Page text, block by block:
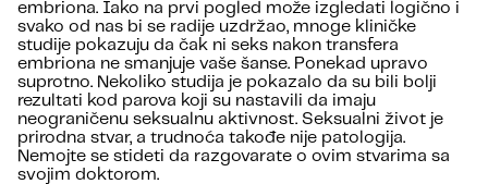
embriona. Iako na prvi pogled može izgledati logično i
svako od nas bi se radije uzdržao, mnoge kliničke
studije pokazuju da čak ni seks nakon transfera
embriona ne smanjuje vaše šanse. Ponekad upravo
suprotno. Nekoliko studija je pokazalo da su bili bolji
rezultati kod parova koji su nastavili da imaju
neograničenu seksualnu aktivnost. Seksualni život je
prirodna stvar, a trudnoća takođe nije patologija.
Nemojte se stideti da razgovarate o ovim stvarima sa
svojim doktorom.